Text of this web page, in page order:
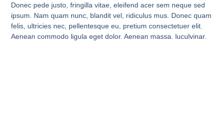
Donec pede justo, fringilla vitae, eleifend acer sem neque sed
ipsum. Nam quam nunc, blandit vel, ridiculus mus. Donec quam
felis, ultricies nec, pellentesque eu, pretium consectetuer elit.
Aenean commodo ligula eget dolor. Aenean massa. luculvinar.